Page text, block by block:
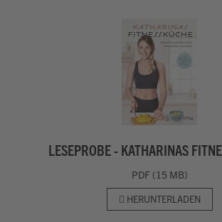
LESEPROBE - KATHARINAS
PDF (15 MB)
HERUNTERLADEN